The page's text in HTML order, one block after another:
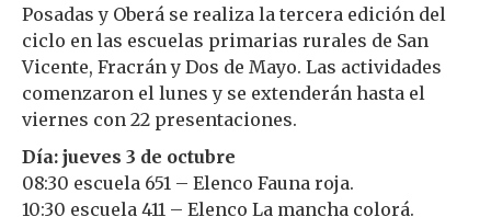
Posadas y Oberá se realiza la tercera edición del
ciclo en las escuelas primarias rurales de San
Vicente, Fracrán y Dos de Mayo. Las actividades
comenzaron el lunes y se extenderán hasta el
viernes con 22 presentaciones.
Día: jueves 3 de octubre
08:30 escuela 651 – Elenco Fauna roja.
10:30 escuela 411 – Elenco La mancha colorá.